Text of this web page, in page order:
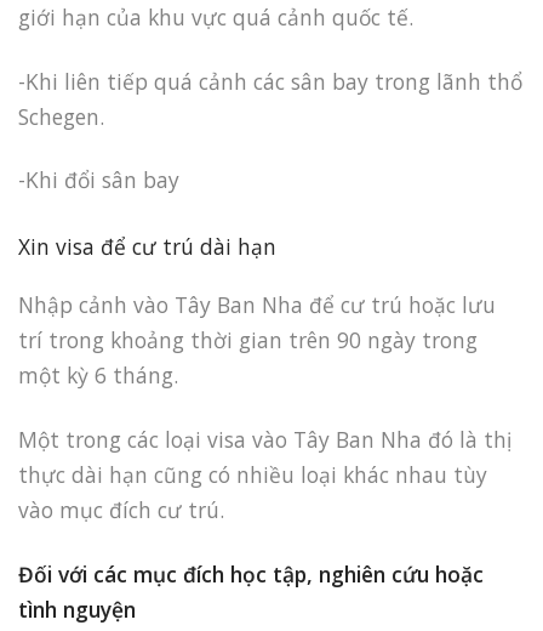
giới hạn của khu vực quá cảnh quốc tế.
-Khi liên tiếp quá cảnh các sân bay trong lãnh thổ
Schegen.
-Khi đổi sân bay
Xin visa để cư trú dài hạn
Nhập cảnh vào Tây Ban Nha để cư trú hoặc lưu
trí trong khoảng thời gian trên 90 ngày trong
một kỳ 6 tháng.
Một trong các loại visa vào Tây Ban Nha đó là thị
thực dài hạn cũng có nhiều loại khác nhau tùy
vào mục đích cư trú.
Đối với các mục đích học tập, nghiên cứu hoặc
tình nguyện